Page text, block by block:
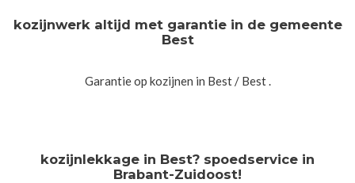
kozijnwerk altijd met garantie in de gemeente
Best
Garantie op kozijnen in Best / Best .
kozijnlekkage in Best? spoedservice in
Brabant-Zuidoost!